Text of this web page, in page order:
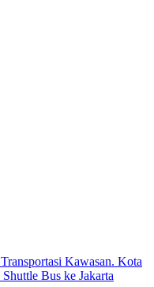
Kawasan. Kota
Bus ke Jakarta